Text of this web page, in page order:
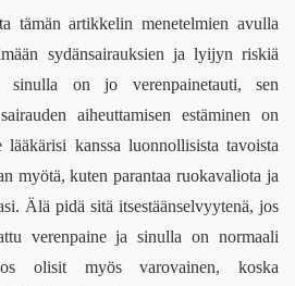
tämän artikkelin menetelmien avulla
sydänsairauksien ja lyijyn riskiä
sinulla on jo verenpainetauti, sen
aiheuttamisen estäminen on
lääkärisi kanssa luonnollisista tavoista
myötä, kuten parantaa ruokavaliota ja
Älä pidä sitä itsestäänselvyytenä, jos
verenpaine ja sinulla on normaali
olisit myös varovainen, koska